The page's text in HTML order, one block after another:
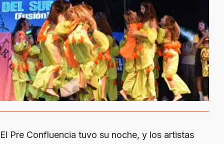
El Pre Confluencia tuvo su noche, y los artistas